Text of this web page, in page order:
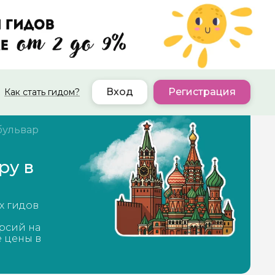
Как стать гидом? Вход Регистрация
в
гидов
на
цены в